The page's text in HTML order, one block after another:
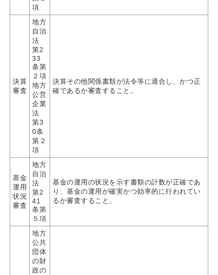
項
決算
審査
地方
自治
法
第2
33
条第
２項
地方
公営
企業
法
第3
0条
第２
項
決算その他関係書類が法令等に適合し、かつ正
確であるか審査すること。
基金
運用
状況
審査
地方
自治
法
第2
41
条第
５項
基金の運用の状況を示す書類の計数が正確であ
り、基金の運用が確実かつ効率的に行われてい
るか審査すること。
地方
公共
団体
の財
政の